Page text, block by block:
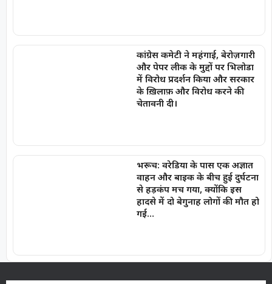
कांग्रेस कमेटी ने महंगाई, बेरोज़गारी
और पेपर लीक के मुद्दों पर भिलोडा
में विरोध प्रदर्शन किया और सरकार
के ख़िलाफ़ और विरोध करने की
चेतावनी दी।
भरूच: वरेडिया के पास एक अज्ञात
वाहन और बाइक के बीच हुई दुर्घटना
से हड़कंप मच गया, क्योंकि इस
हादसे में दो बेगुनाह लोगों की मौत हो
गई…